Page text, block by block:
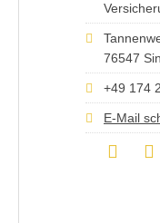
76547
+49 174
E-Mail